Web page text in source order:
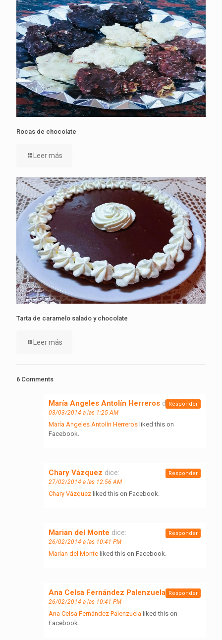
Rocas de chocolate
Leer más
Tarta de caramelo salado y chocolate
Leer más
6 Comments
María Angeles Antolín Herreros dice:
03/03/2014 a las 1:25 AM
María Angeles Antolín Herreros liked this on
Facebook.
Responder
Chary Vázquez dice:
27/02/2014 a las 12:56 AM
Chary Vázquez liked this on Facebook.
Responder
Marian del Monte dice:
26/02/2014 a las 10:41 PM
Marian del Monte liked this on Facebook.
Responder
Ana Celsa Fernández Palenzuela dice:
26/02/2014 a las 10:41 PM
Ana Celsa Fernández Palenzuela liked this on
Facebook.
Responder